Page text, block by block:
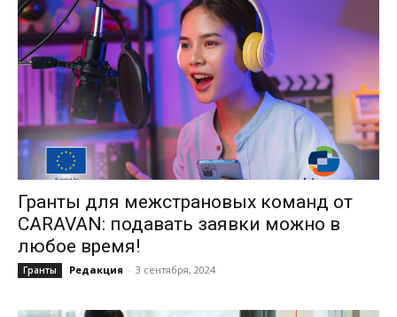
Гранты для межстрановых команд от
CARAVAN: подавать заявки можно в
любое время!
Гранты Редакция - 3 сентября, 2024